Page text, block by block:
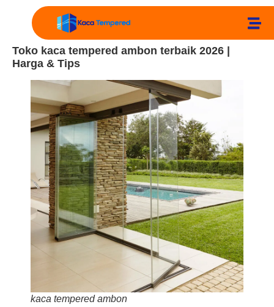
Toko kaca tempered ambon terbaik 2026 |
Harga & Tips
kaca tempered ambon